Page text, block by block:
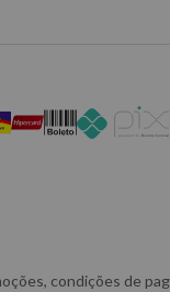
condições de